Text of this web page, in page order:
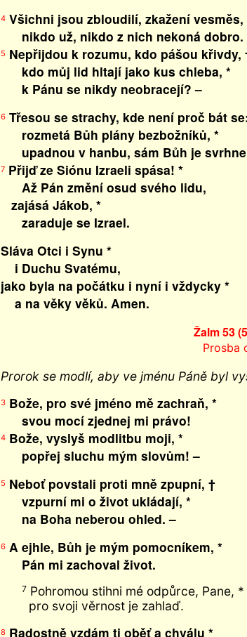
4 Všichni jsou zbloudilí, zkažení vesměs,
nikdo už, nikdo z nich nekoná dobro.
5 Nepřijdou k rozumu, kdo pášou křivdy,
kdo můj lid hltají jako kus chleba, *
k Pánu se nikdy neobracejí? –
6 Třesou se strachy, kde není proč bát
rozmetá Bůh plány bezbožníků, *
upadnou v hanbu, sám Bůh je
7 Přijď ze Siónu Izraeli spása! *
Až Pán změní osud svého lidu,
zajásá Jákob, *
zaraduje se Izrael.
Sláva Otci i Synu *
i Duchu Svatému,
jako byla na počátku i nyní i vždycky *
a na věky věků. Amen.
Žalm 53
Prosba
Prorok se modlí, aby ve jménu Páně byl
3 Bože, pro své jméno mě zachraň, *
svou mocí zjednej mi právo!
4 Bože, vyslyš modlitbu moji, *
popřej sluchu mým slovům! –
5 Neboť povstali proti mně zpupní, †
vzpurní mi o život ukládají, *
na Boha neberou ohled. –
6 A ejhle, Bůh je mým pomocníkem, *
Pán mi zachoval život.
7 Pohromou stihni mé odpůrce, Pane, *
pro svoji věrnost je zahlaď.
8 Radostně vzdám ti oběť a chválu *